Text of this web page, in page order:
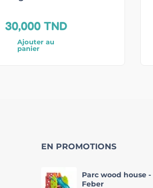
30,000 TND
Ajouter au
panier
EN PROMOTIONS
Parc wood house -
Feber